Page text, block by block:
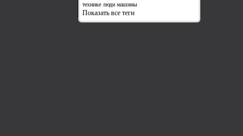
технике люди машины
Показать все теги